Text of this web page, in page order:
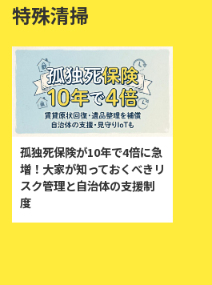
特殊清掃
孤独死保険が10年で4倍に急
増！大家が知っておくべきリ
スク管理と自治体の支援制
度